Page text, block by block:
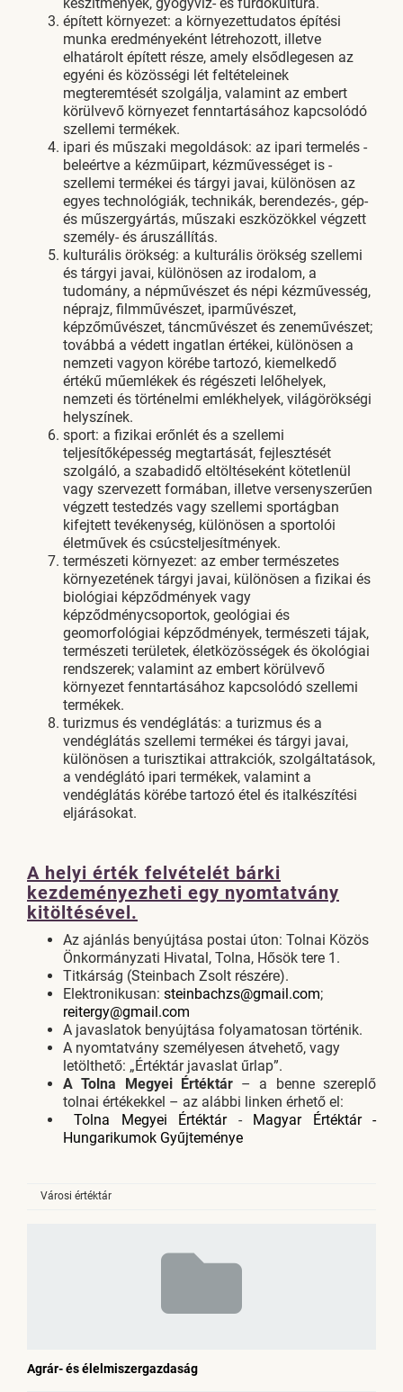
épített környezet: a környezettudatos építési
munka eredményeként létrehozott, illetve
elhatárolt épített része, amely elsődlegesen az
egyéni és közösségi lét feltételeinek
megteremtését szolgálja, valamint az embert
körülvevő környezet fenntartásához kapcsolódó
szellemi termékek.
ipari és műszaki megoldások: az ipari termelés -
beleértve a kézműipart, kézművességet is -
szellemi termékei és tárgyi javai, különösen az
egyes technológiák, technikák, berendezés-, gép-
és műszergyártás, műszaki eszközökkel végzett
személy- és áruszállítás.
kulturális örökség: a kulturális örökség szellemi
és tárgyi javai, különösen az irodalom, a
tudomány, a népművészet és népi kézművesség,
néprajz, filmművészet, iparművészet,
képzőművészet, táncművészet és zeneművészet;
továbbá a védett ingatlan értékei, különösen a
nemzeti vagyon körébe tartozó, kiemelkedő
értékű műemlékek és régészeti lelőhelyek,
nemzeti és történelmi emlékhelyek, világörökségi
helyszínek.
sport: a fizikai erőnlét és a szellemi
teljesítőképesség megtartását, fejlesztését
szolgáló, a szabadidő eltöltéseként kötetlenül
vagy szervezett formában, illetve versenyszerűen
végzett testedzés vagy szellemi sportágban
kifejtett tevékenység, különösen a sportolói
életművek és csúcsteljesítmények.
természeti környezet: az ember természetes
környezetének tárgyi javai, különösen a fizikai és
biológiai képződmények vagy
képződménycsoportok, geológiai és
geomorfológiai képződmények, természeti tájak,
természeti területek, életközösségek és ökológiai
rendszerek; valamint az embert körülvevő
környezet fenntartásához kapcsolódó szellemi
termékek.
turizmus és vendéglátás: a turizmus és a
vendéglátás szellemi termékei és tárgyi javai,
különösen a turisztikai attrakciók, szolgáltatások,
a vendéglátó ipari termékek, valamint a
vendéglátás körébe tartozó étel és italkészítési
eljárásokat.
A helyi érték felvételét bárki
kezdeményezheti egy nyomtatvány
kitöltésével.
Az ajánlás benyújtása postai úton: Tolnai Közös
Önkormányzati Hivatal, Tolna, Hősök tere 1.
Titkárság (Steinbach Zsolt részére).
Elektronikusan: steinbachzs@gmail.com;
reitergy@gmail.com
A javaslatok benyújtása folyamatosan történik.
A nyomtatvány személyesen átvehető, vagy
letölthető: „Értéktár javaslat űrlap”.
A Tolna Megyei Értéktár – a benne szereplő
tolnai értékekkel – az alábbi linken érhető el:
Tolna Megyei Értéktár- Magyar Értéktár -
Hungarikumok Gyűjteménye
Városi értéktár
Agrár- és élelmiszergazdaság